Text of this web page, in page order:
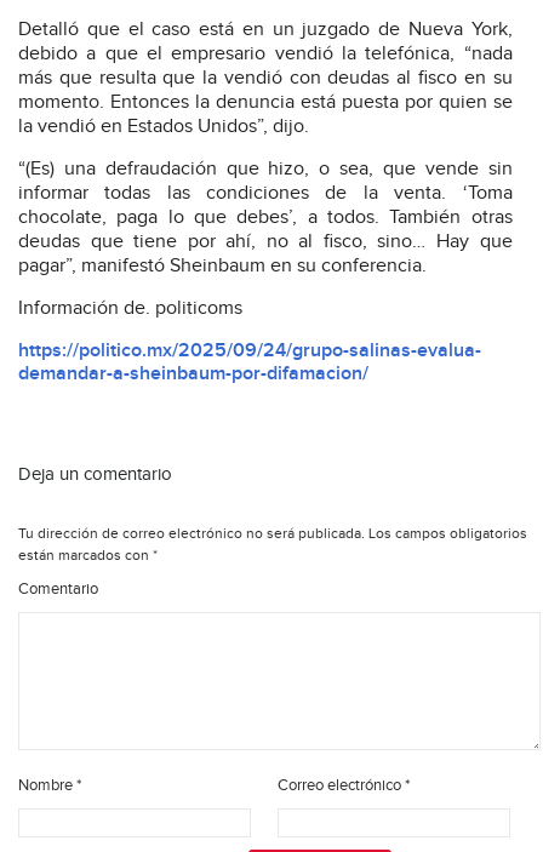
Detalló que el caso está en un juzgado de Nueva York,
debido a que el empresario vendió la telefónica, “nada
más que resulta que la vendió con deudas al fisco en su
momento. Entonces la denuncia está puesta por quien se
la vendió en Estados Unidos”, dijo.
“(Es) una defraudación que hizo, o sea, que vende sin
informar todas las condiciones de la venta. ‘Toma
chocolate, paga lo que debes’, a todos. También otras
deudas que tiene por ahí, no al fisco, sino… Hay que
pagar”, manifestó Sheinbaum en su conferencia.
Información de. politicoms
https://politico.mx/2025/09/24/grupo-salinas-evalua-
demandar-a-sheinbaum-por-difamacion/
Deja un comentario
Tu dirección de correo electrónico no será publicada. Los campos obligatorios
están marcados con *
Comentario
Nombre* Correo electrónico*